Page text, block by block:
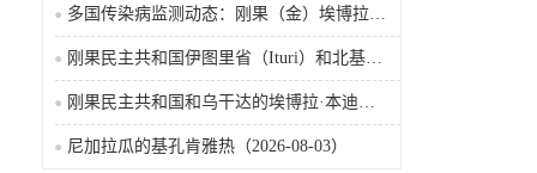
多国传染病监测动态：刚果（金）埃博拉确诊突破4000例
刚果民主共和国伊图里省（Ituri）和北基伍省（Nord-Kivu）的埃博拉·本迪布乔病毒病（2026-08-04）
刚果民主共和国和乌干达的埃博拉·本迪布乔病毒病（2026-08-04）
尼加拉瓜的基孔肯雅热（2026-08-03）